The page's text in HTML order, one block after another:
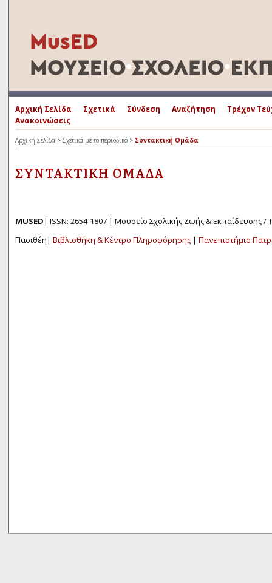
Αρχική Σελίδα Σχετικά Σύνδεση Αναζήτηση
Τρέχον
Ανακοινώσεις
Αρχική Σελίδα > Σχετικά με το περιοδικό > Συντακτική Ομάδα
ΣΥΝΤΑΚΤΙΚΉ ΟΜΆΔΑ
MUSED| ISSN: 2654-1807 | Μουσείο Σχολικής Ζωής & Εκπαίδευσης /
Πασιθέη| Βιβλιοθήκη & Κέντρο Πληροφόρησης | Πανεπιστήμιο